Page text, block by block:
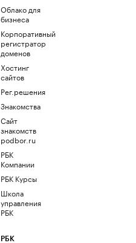
Облако для
бизнеса
Корпоративный
регистратор
доменов
Хостинг
сайтов
Рег.решения
Знакомства
Сайт
знакомств
podbor.ru
РБК
Компании
РБК Курсы
Школа
управления
РБК
РБК